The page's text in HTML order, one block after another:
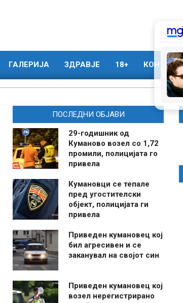
ГАЛЕРИЈА ЗДРАВЈЕ 18+ КОНТАКТ
ПОСЛЕДНИ ОБЈАВИ
29-годишник од
Куманово возел со 1,72
промили, полицијата го
привела
Кумановци се тепале
пред угостителски
објект, полицијата ги
привела
Приведен кумановец кој
бил агресивен и се
заканувал на својот син
Приведен кумановец кој
возел нерегистрирано